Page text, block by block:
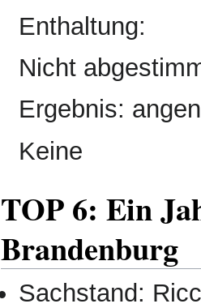
Enthaltung:
Nicht
Ergebnis:
Keine
TOP 6: Ein
Brandenburg
Sachstand: